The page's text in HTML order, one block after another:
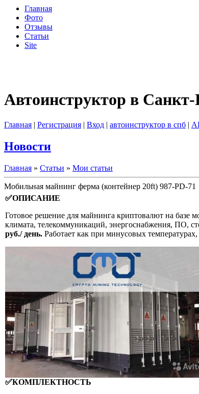
Главная
Фото
Отзывы
Статьи
Site
Автоинструктор в
Главная | Регистрация | Вход | автоинструктор в спб |
Новости
Главная » Статьи » Мои статьи
Мобильная майнинг ферма (контейнер 20ft) 987-PD-71
✅ОПИСАНИЕ
Готовое решение для майнинга криптовалют на базе
климата, телекоммуникаций, энергоснабжения, ПО,
руб./ день. Работает как при минусовых
✅КОМПЛЕКТНОСТЬ